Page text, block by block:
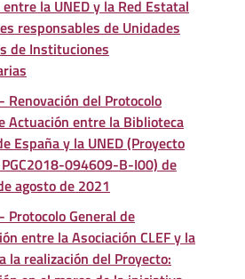
la UNED y la Red Estatal
responsables de Unidades
de Instituciones
Renovación del Protocolo
Actuación entre la Biblioteca
España y la UNED (Proyecto
PGC2018-094609-B-I00) de
agosto de 2021
Protocolo General de
entre la Asociación CLEF y la
la realización del Proyecto: